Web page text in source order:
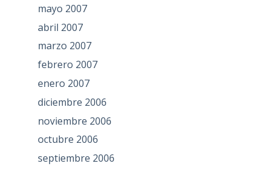
mayo 2007
abril 2007
marzo 2007
febrero 2007
enero 2007
diciembre 2006
noviembre 2006
octubre 2006
septiembre 2006